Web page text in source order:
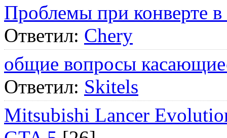
Проблемы при конверте
Ответил: Chery
общие вопросы
Ответил: Skitels
Mitsubishi Lancer